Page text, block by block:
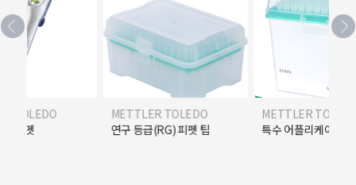
TOLEDO
피펫
METTLER TOLEDO
연구 등급(RG) 피펫 팁
METTLER
특수 어플리케이션